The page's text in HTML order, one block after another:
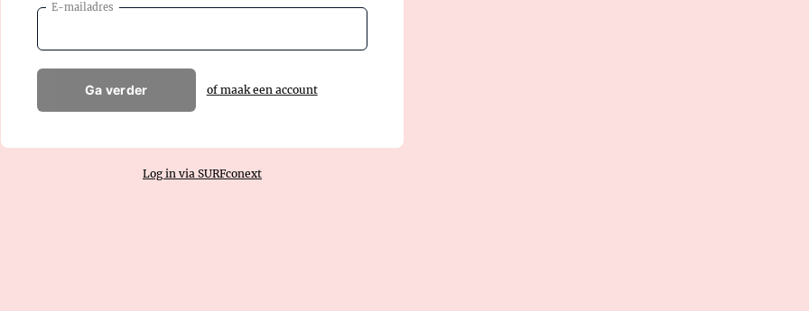
E-mailadres
Ga verder of maak een account
Log in via SURFconext